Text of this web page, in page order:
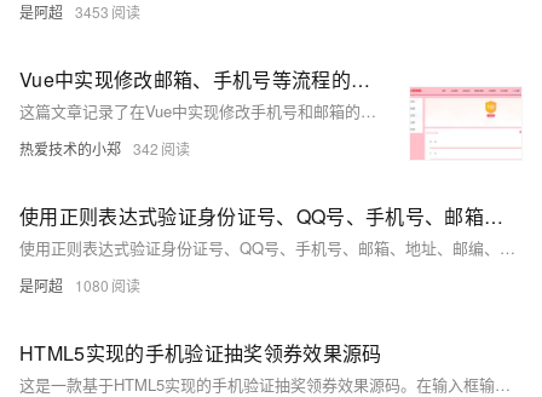
是阿超 3453
Vue中实现修改邮箱、手机号等流程的大致过程、验证码由后端的redis生成验证（版本1.0）
这篇文章记录了在Vue中实现修改手机号和邮箱的大致流程，包括使用过滤器部分隐藏展示的手机号和邮箱，以及通过点击触发路由跳转的便捷方式。文章还描述了旧号码和新号码验证的界面实现，其中验证码由后端生成并通过弹窗展示给用户，未来可以接入真正的手机验证码接口。此外，还提供了修改邮箱的页面效果截图，并强调了学习是一个永无止境的过程。
热爱技术的小郑 342
使用正则表达式验证身份证号、QQ号、手机号、邮箱、地址、邮编、银行卡号、学号、车牌号、快递单号、验证码、ISBN号、网址、IPV4地址、IPV6地址、出生年月日、姓名1
使用正则表达式验证身份证号、QQ号、手机号、邮箱、地址、邮编、银行卡号、学号、车牌号、快递单号、验证码、ISBN号、网址、IPV4地址、IPV6地址、出生年月日、姓名
是阿超 1080
HTML5实现的手机验证抽奖领券效果源码
这是一款基于HTML5实现的手机验证抽奖领券效果源码。在输入框输入手机号码即可点击下方的按钮来进行抽奖游戏，中奖后还会弹出提示信息，是一款比较经典的抽奖游戏源码